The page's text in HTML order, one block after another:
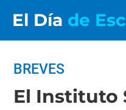
El Día de
BREVES
El Instituto